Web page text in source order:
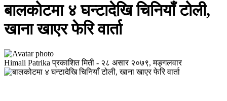
बालकोटमा ४ घन्टादेखि चिनियाँ टोली,
खाना खाएर फेरि वार्ता
Himali Patrika प्रकाशित मिती - २८ असार २०७९, मङ्गलवार